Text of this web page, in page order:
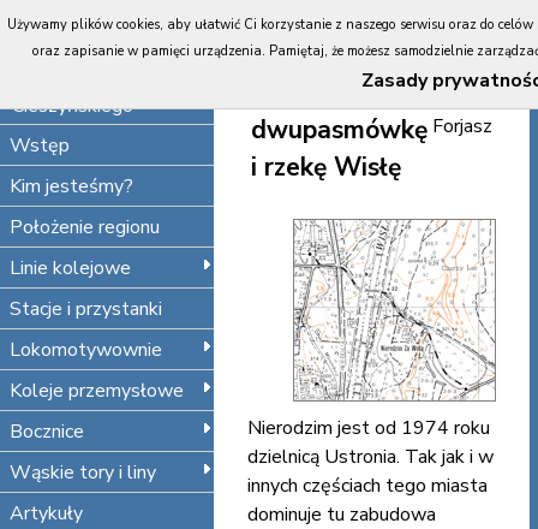
Portal
Koleje
Cieszyńskiego
Wstęp
Kim jesteśmy?
Położenie regionu
Linie kolejowe
Stacje i przystanki
Lokomotywownie
Koleje przemysłowe
Bocznice
Wąskie tory i liny
Artykuły
Wąskim torem
dwupasmówkę
i rzekę Wisłę
Błażej
Forjasz
Nierodzim jest od 1974 roku
dzielnicą Ustronia. Tak jak i w
innych częściach tego miasta
dominuje tu zabudowa
Używamy plików cookies, aby ułatwić Ci korzystanie z naszego serwisu oraz do
oraz zapisanie w pamięci urządzenia. Pamiętaj, że możesz samodzielnie
Zasady